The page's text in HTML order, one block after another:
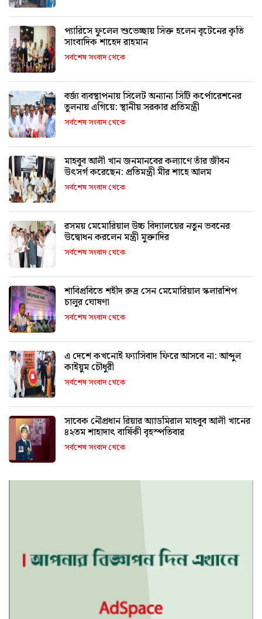
প্যারিসে ফুলেল শুভেচ্ছায় সিক্ত হলেন বৃটেনের কৃতি
সাংবাদিক শাহেদ রাহমান
সর্বশেষ সংবাদ থেকে
বর্জ্য ব্যবস্থাপনায় সিলেট অন্যান্য সিটি কর্পোরেশনের
তুলনায় এগিয়ে: স্থানীয় সরকার প্রতিমন্ত্রী
সর্বশেষ সংবাদ থেকে
মাহবুব আলী খান জনমানবের কল্যাণে তাঁর জীবন
উৎসর্গ করেছেন: প্রতিমন্ত্রী মীর শাহে আলম
সর্বশেষ সংবাদ থেকে
রসময় মেমোরিয়াল উচ্চ বিদ্যালয়ের নতুন ভবনের
উদ্বোধন করলেন মন্ত্রী মুক্তাদির
সর্বশেষ সংবাদ থেকে
শাবিপ্রবিতে শহীদ রুদ্র সেন মেমোরিয়াল স্কলারশিপ
চালুর ঘোষণা
সর্বশেষ সংবাদ থেকে
এ দেশে কখনোই ফ্যাসিবাদ ফিরে আসবে না: আব্দুল
কাইয়ুম চৌধুরী
সর্বশেষ সংবাদ থেকে
সাবেক নৌপ্রধান রিয়ার অ্যাডমিরাল মাহবুব আলী খানের
৪২তম শাহাদাৎ বার্ষিকী বৃহস্পতিবার
সর্বশেষ সংবাদ থেকে